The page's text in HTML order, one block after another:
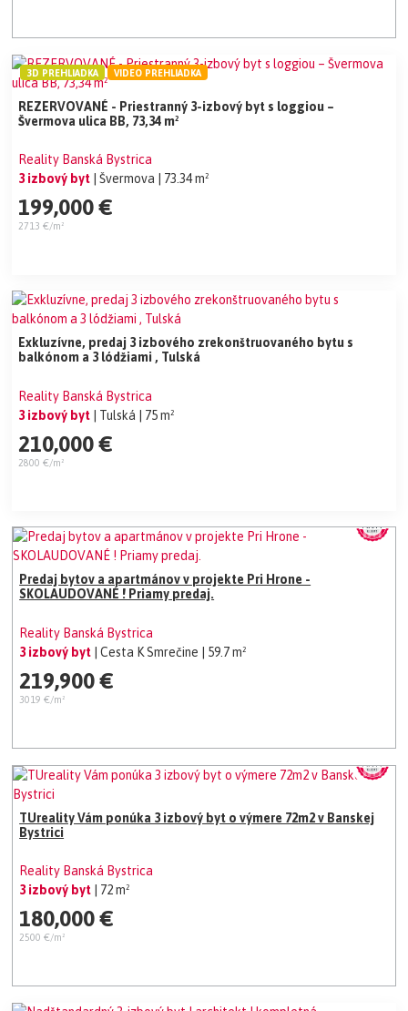
REZERVOVANÉ - Priestranný 3-izbový byt s loggiou –
Švermova ulica BB, 73,34 m²
Reality Banská Bystrica
3 izbový byt
| Švermova | 73.34 m²
199,000 €
2713 €/m²
3D PREHLIADKA VIDEO PREHLIADKA
Exkluzívne, predaj 3 izbového zrekonštruovaného bytu s
balkónom a 3 lódžiami , Tulská
Reality Banská Bystrica
3 izbový byt | Tulská | 75 m²
210,000 €
2800 €/m²
Predaj bytov a apartmánov v projekte Pri Hrone -
SKOLAUDOVANÉ ! Priamy predaj.
Reality Banská Bystrica
3 izbový byt
| Cesta K Smrečine | 59.7 m²
219,900 €
3019 €/m²
TUreality Vám ponúka 3 izbový byt o výmere 72m2 v Banskej
Bystrici
Reality Banská Bystrica
3 izbový byt
| 72 m²
180,000 €
2500 €/m²